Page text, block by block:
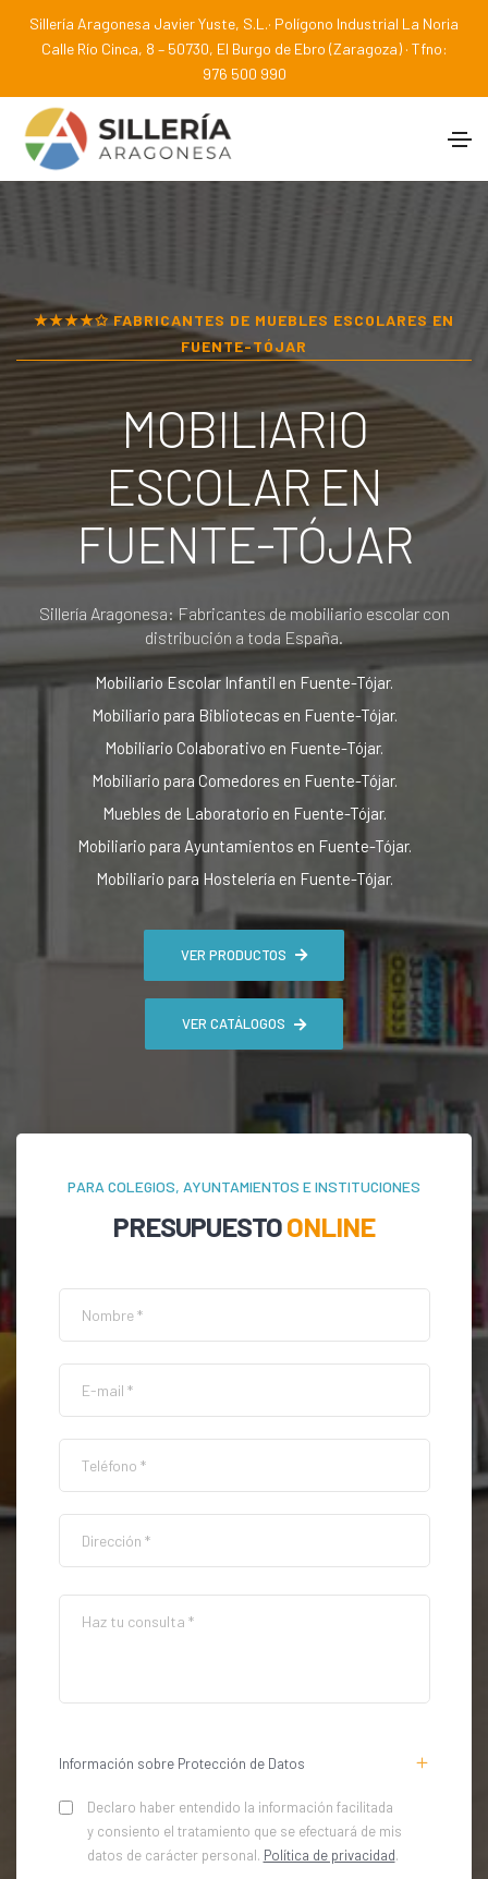
Sillería Aragonesa Javier Yuste, S.L.· Polígono Industrial La Noria
Calle Río Cinca, 8 – 50730, El Burgo de Ebro (Zaragoza) · Tfno:
976 500 990
★★★★✩ FABRICANTES DE MUEBLES ESCOLARES EN
FUENTE-TÓJAR
MOBILIARIO
ESCOLAR EN
FUENTE-TÓJAR
Sillería Aragonesa: Fabricantes de mobiliario escolar con
distribución a toda España.
Mobiliario Escolar Infantil en Fuente-Tójar.
Mobiliario para Bibliotecas en Fuente-Tójar.
Mobiliario Colaborativo en Fuente-Tójar.
Mobiliario para Comedores en Fuente-Tójar.
Muebles de Laboratorio en Fuente-Tójar.
Mobiliario para Ayuntamientos en Fuente-Tójar.
Mobiliario para Hostelería en Fuente-Tójar.
VER PRODUCTOS
VER CATÁLOGOS
PARA COLEGIOS, AYUNTAMIENTOS E INSTITUCIONES
PRESUPUESTOONLINE
Información sobre Protección de Datos
Declaro haber entendido la información facilitada
y consiento el tratamiento que se efectuará de mis
datos de carácter personal. Política de privacidad.